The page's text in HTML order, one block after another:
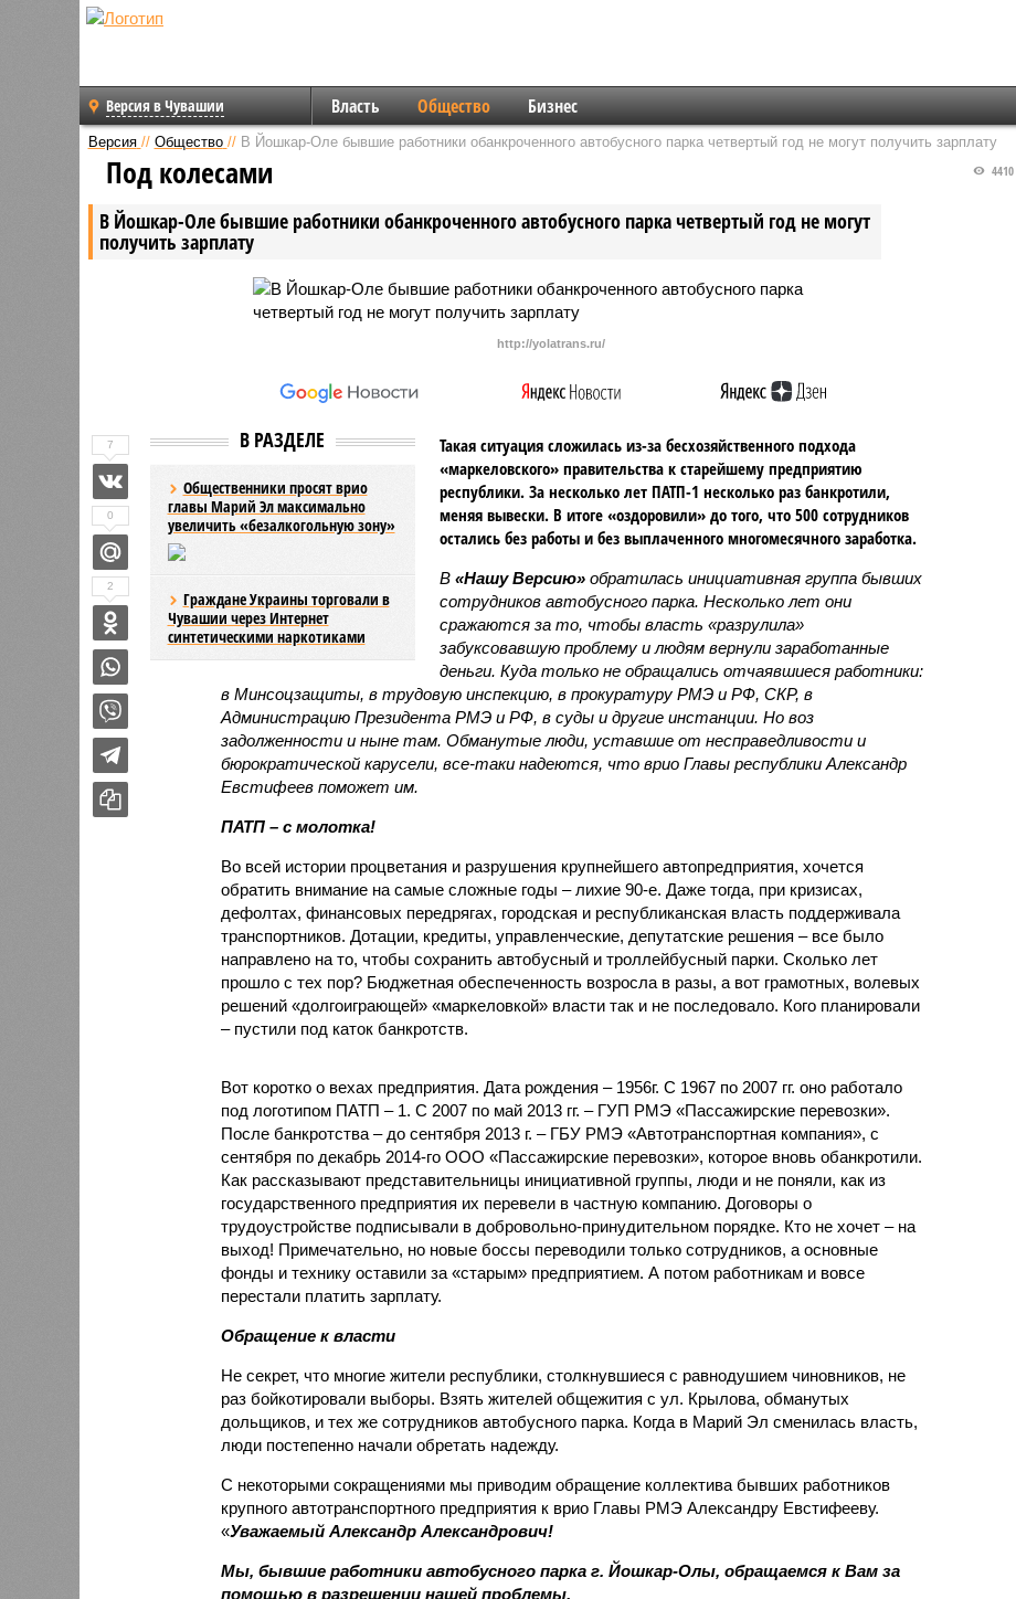
Версия в Чувашии Власть Общество Бизнес
Версия // Общество // В Йошкар-Оле бывшие работники обанкроченного автобусного парка четвертый год не могут получить зарплату
В Йошкар-Оле бывшие работники обанкроченного автобусного парка четвертый год не могут
получить зарплату
4410
Под колесами
http://yolatrans.ru/
В РАЗДЕЛЕ
Общественники просят врио
главы Марий Эл максимально
увеличить «безалкогольную зону»
Граждане Украины торговали в
Чувашии через Интернет
синтетическими наркотиками
Такая ситуация сложилась из-за бесхозяйственного подхода
«маркеловского» правительства к старейшему предприятию
республики. За несколько лет ПАТП-1 несколько раз банкротили,
меняя вывески. В итоге «оздоровили» до того, что 500 сотрудников
остались без работы и без выплаченного многомесячного заработка.
В «Нашу Версию»обратилась инициативная группа бывших
сотрудников автобусного парка. Несколько лет они
сражаются за то, чтобы власть «разрулила»
забуксовавшую проблему и людям вернули заработанные
деньги. Куда только не обращались отчаявшиеся работники:
в Минсоцзащиты, в трудовую инспекцию, в прокуратуру РМЭ и РФ, СКР, в
Администрацию Президента РМЭ и РФ, в суды и другие инстанции. Но воз
задолженности и ныне там. Обманутые люди, уставшие от несправедливости и
бюрократической карусели, все-таки надеются, что врио Главы республики Александр
Евстифеев поможет им.
ПАТП – с молотка!
Во всей истории процветания и разрушения крупнейшего автопредприятия, хочется
обратить внимание на самые сложные годы – лихие 90-е. Даже тогда, при кризисах,
дефолтах, финансовых передрягах, городская и республиканская власть поддерживала
транспортников. Дотации, кредиты, управленческие, депутатские решения – все было
направлено на то, чтобы сохранить автобусный и троллейбусный парки. Сколько лет
прошло с тех пор? Бюджетная обеспеченность возросла в разы, а вот грамотных, волевых
решений «долгоиграющей» «маркеловкой» власти так и не последовало. Кого планировали
– пустили под каток банкротств.
Вот коротко о вехах предприятия. Дата рождения – 1956г. С 1967 по 2007 гг. оно работало
под логотипом ПАТП – 1. С 2007 по май 2013 гг. – ГУП РМЭ «Пассажирские перевозки».
После банкротства – до сентября 2013 г. – ГБУ РМЭ «Автотранспортная компания», с
сентября по декабрь 2014-го ООО «Пассажирские перевозки», которое вновь обанкротили.
Как рассказывают представительницы инициативной группы, люди и не поняли, как из
государственного предприятия их перевели в частную компанию. Договоры о
трудоустройстве подписывали в добровольно-принудительном порядке. Кто не хочет – на
выход! Примечательно, но новые боссы переводили только сотрудников, а основные
фонды и технику оставили за «старым» предприятием. А потом работникам и вовсе
перестали платить зарплату.
Обращение к власти
Не секрет, что многие жители республики, столкнувшиеся с равнодушием чиновников, не
раз бойкотировали выборы. Взять жителей общежития с ул. Крылова, обманутых
дольщиков, и тех же сотрудников автобусного парка. Когда в Марий Эл сменилась власть,
люди постепенно начали обретать надежду.
С некоторыми сокращениями мы приводим обращение коллектива бывших работников
крупного автотранспортного предприятия к врио Главы РМЭ Александру Евстифееву.
«Уважаемый Александр Александрович!
Мы, бывшие работники автобусного парка г. Йошкар-Олы, обращаемся к Вам за
помощью в разрешении нашей проблемы.
7
0
2